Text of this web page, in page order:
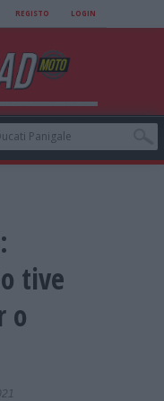
REGISTO LOGIN
tive
o